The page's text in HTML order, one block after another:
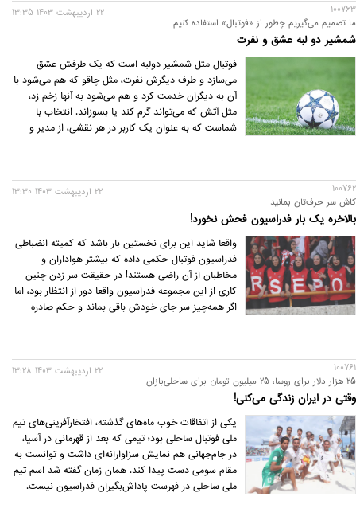
100763
ما تصمیم می‌گیریم چطور از «فوتبال» استفاده کنیم
شمشیر دو لبه عشق و نفرت
22 ارديبهشت 1403 13:35
فوتبال مثل شمشیر دولبه است که یک‌ طرفش عشق
می‌سازد و طرف دیگرش نفرت، مثل چاقو که هم می‌شود با
آن به دیگران خدمت کرد و هم می‌شود به آنها زخم زد،
مثل آتش که می‌تواند گرم کند یا بسوزاند. انتخاب با
شماست که به عنوان یک کاربر در هر نقشی، از مدیر و
100762
کاش سر حرف‌تان بمانید
بالاخره یک بار فدراسیون فحش نخورد!
22 ارديبهشت 1403 13:30
واقعا شاید این برای نخستین بار باشد که کمیته انضباطی
فدراسیون فوتبال حکمی داده که بیشتر هواداران و
مخاطبان از آن راضی هستند! در حقیقت سر زدن چنین
کاری از این مجموعه فدراسیون واقعا دور از انتظار بود، اما
اگر همه‌چیز سر جای خودش باقی بماند و حکم صادره
100761
25 هزار دلار برای روسا، 25 میلیون تومان برای ساحلی‌بازان
وقتی در ایران زندگی می‌کنی!
22 ارديبهشت 1403 13:28
یکی از اتفاقات خوب ماه‌های گذشته، افتخارآفرینی‌های تیم
ملی فوتبال ساحلی بود؛ تیمی که بعد از قهرمانی در آسیا،
در جام‌جهانی هم نمایش سزاوارانه‌ای داشت و توانست به
مقام سومی دست پیدا کند. همان زمان گفته شد اسم تیم
ملی ساحلی در فهرست پاداش‌بگیران فدراسیون نیست.